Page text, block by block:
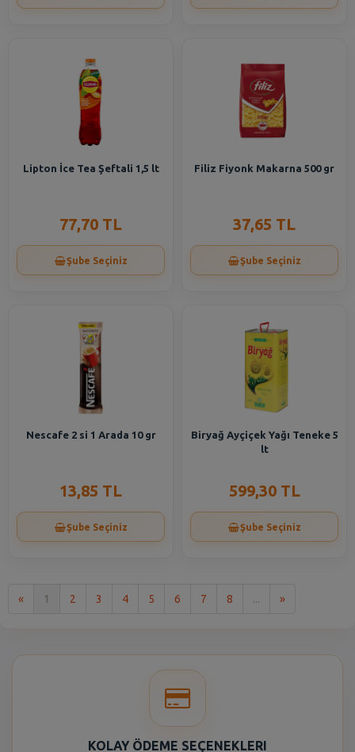
Lipton İce Tea Şeftali 1,5 lt
77,70 TL
Şube Seçiniz
Filiz Fiyonk Makarna 500 gr
37,65 TL
Şube Seçiniz
Nescafe 2 si 1 Arada 10 gr
13,85 TL
Şube Seçiniz
Biryağ Ayçiçek Yağı Teneke 5
lt
599,30 TL
Şube Seçiniz
« 1 2 3 4 5 6 7 8 ... »Son
KOLAY ÖDEME SEÇENEKLERI